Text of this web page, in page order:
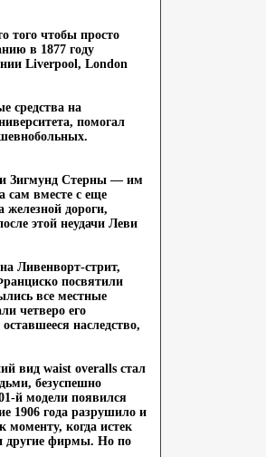
того чтобы просто
в 1877 году
Liverpool, London
средства на
помогал
Зигмунд Стерны — им
сам вместе с еще
дороги,
этой неудачи Леви
Ливенворт-стрит,
посвятили
все местные
четверо его
наследство,
вид waist overalls стал
безуспешно
й модели появился
1906 года разрушило и
когда истек
другие фирмы. Но по